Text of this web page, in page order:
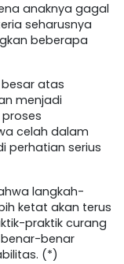
anaknya gagal
seharusnya
beberapa
atas
menjadi
celah dalam
perhatian serius
langkah-
ketat akan terus
praktik curang
benar
(*)